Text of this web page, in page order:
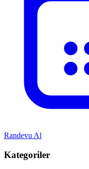
Randevu Al
Kategoriler